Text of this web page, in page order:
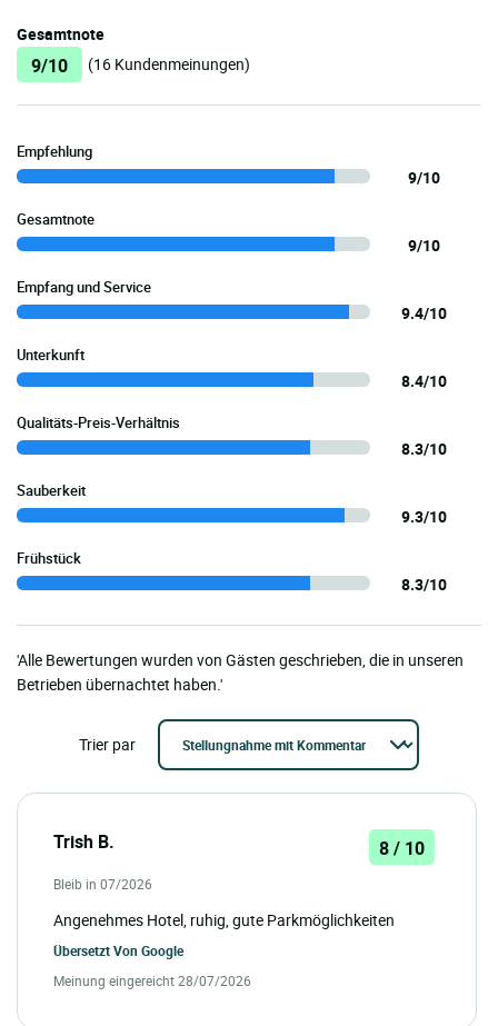
Gesamtnote
9/10 (16 Kundenmeinungen)
Empfehlung
9/10
Gesamtnote
9/10
Empfang und Service
9.4/10
Unterkunft
8.4/10
Qualitäts-Preis-Verhältnis
8.3/10
Sauberkeit
9.3/10
Frühstück
8.3/10
'Alle Bewertungen wurden von Gästen geschrieben, die in unseren
Betrieben übernachtet haben.'
Trier par
Trish B. 8 / 10
Bleib in 07/2026
Angenehmes Hotel, ruhig, gute Parkmöglichkeiten
Übersetzt Von Google
Meinung eingereicht 28/07/2026